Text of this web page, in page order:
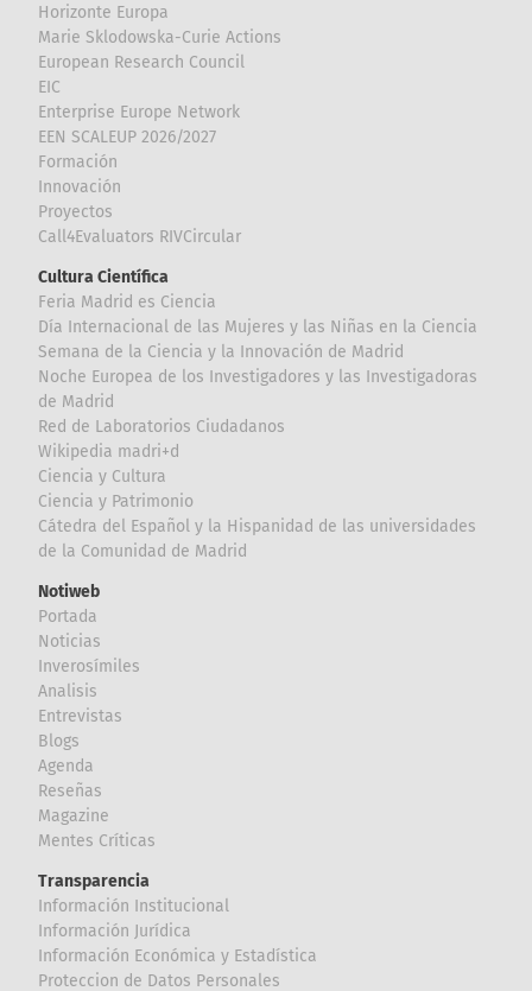
Horizonte Europa
Marie Sklodowska-Curie Actions
European Research Council
EIC
Enterprise Europe Network
EEN SCALEUP 2026/2027
Formación
Innovación
Proyectos
Call4Evaluators RIVCircular
Cultura Científica
Feria Madrid es Ciencia
Día Internacional de las Mujeres y las Niñas en la Ciencia
Semana de la Ciencia y la Innovación de Madrid
Noche Europea de los Investigadores y las Investigadoras
de Madrid
Red de Laboratorios Ciudadanos
Wikipedia madri+d
Ciencia y Cultura
Ciencia y Patrimonio
Cátedra del Español y la Hispanidad de las universidades
de la Comunidad de Madrid
Notiweb
Portada
Noticias
Inverosímiles
Analisis
Entrevistas
Blogs
Agenda
Reseñas
Magazine
Mentes Críticas
Transparencia
Información Institucional
Información Jurídica
Información Económica y Estadística
Proteccion de Datos Personales